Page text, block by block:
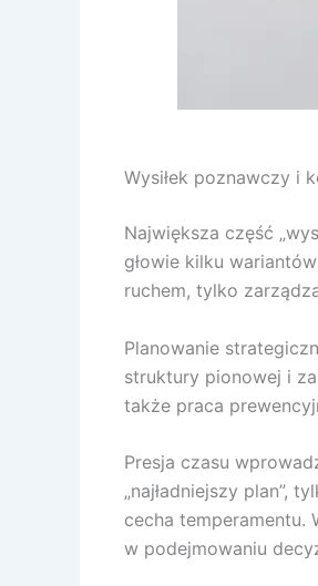
Wysiłek poznawczy i
Największa część
głowie kilku
ruchem, tylko
Planowanie
struktury pionowej i
także praca
Presja czasu
„najładniejszy plan”,
cecha
w podejmowaniu